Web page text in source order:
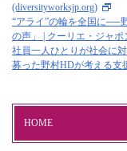
(diversityworksjp.org)
“アライ”の輪を全国に──
の声」 | クーリエ・ジャポ
社員一人ひとりが社会に
募った野村HDが考える支
HOME